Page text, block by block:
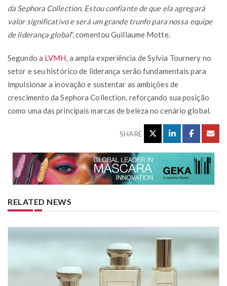
da Sephora Collection. Estou confiante de que ela agregará
valor significativo e será um grande trunfo para nossa equipe
de liderança global”, comentou Guillaume Motte.
Segundo a LVMH , a ampla experiência de Sylvia Tournery no
setor e seu histórico de liderança serão fundamentais para
impulsionar a inovação e sustentar as ambições de
crescimento da Sephora Collection, reforçando sua posição
como uma das principais marcas de beleza no cenário global.
SHARE
RELATED NEWS